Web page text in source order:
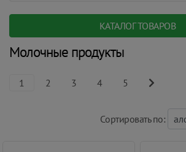
КАТАЛОГ ТОВАРОВ
Молочные продукты
1 2 3 4 5
Cортировать по: